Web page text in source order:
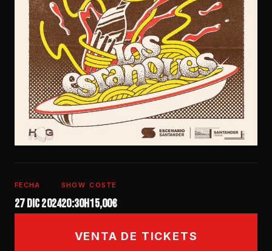
FECHA
27 dic 2024
SHOW
20:30h
COSTE
15,00€
VENTA DE TICKETS